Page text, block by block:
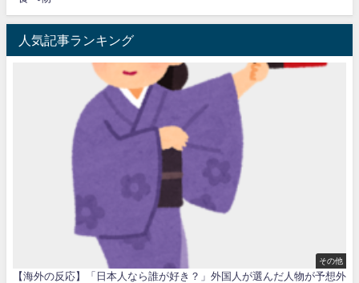
人気記事ランキング
その他
【海外の反応】「日本人なら誰が好き？」外国人が選んだ人物が予想外